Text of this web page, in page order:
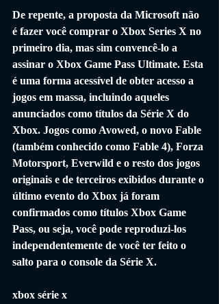
De repente, a proposta da Microsoft não
é fazer você comprar o Xbox Series X no
primeiro dia, mas sim convencê-lo a
assinar o Xbox Game Pass Ultimate. Esta
é uma forma acessível de obter acesso a
jogos em massa, incluindo aqueles
anunciados como títulos da Série X do
Xbox. Jogos como Avowed, o novo Fable
(também conhecido como Fable 4), Forza
Motorsport, Everwild e o resto dos jogos
originais e de terceiros exibidos durante o
último evento do Xbox já foram
confirmados como títulos Xbox Game
Pass, ou seja, você pode reproduzi-los
independentemente de você ter feito o
salto para o console da Série X.
xbox série x